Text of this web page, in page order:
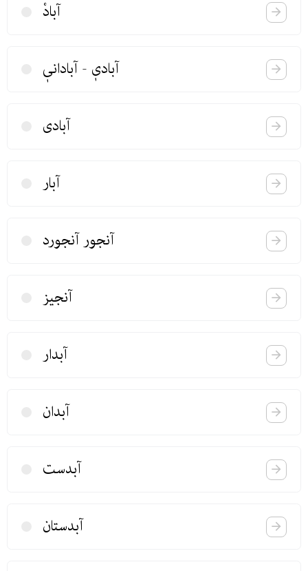
آبادْ
آبادیٖ - آبادانیٖ
آبادی
آبار
آنجور آنجورد
آنجیز
آبدار
آبدان
آبدست
آبدستان